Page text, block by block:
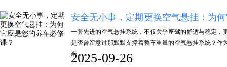
安全无小事，定期更换空气悬挂：为
一套先进的空气悬挂系统，不仅关乎座驾的舒适与稳定
是否曾留意过那默默支撑着整车重量的空气悬挂系统？
来……
2025-09-26